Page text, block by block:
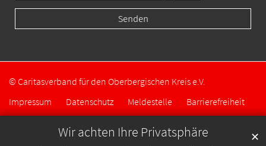
Wir achten Ihre Privatsphäre ✕
© Caritasverband für den Oberbergischen Kreis e.V.
Impressum
Datenschutz Meldestelle Barrierefreiheit